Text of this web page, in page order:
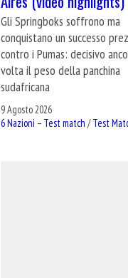
Gli Springboks soffrono ma
conquistano un successo
contro i Pumas: decisivo
volta il peso della panchina
sudafricana
9 Agosto 2026
6 Nazioni – Test match /Test